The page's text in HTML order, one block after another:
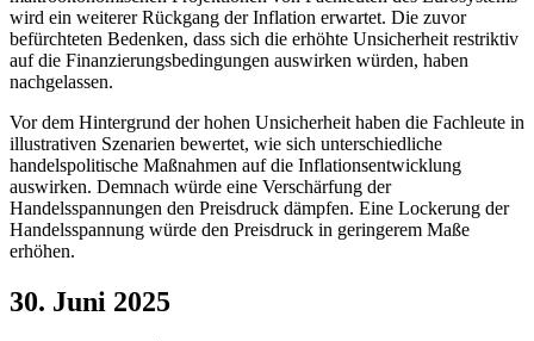
wird ein weiterer Rückgang der Inflation erwartet. Die zuvor
befürchteten Bedenken, dass sich die erhöhte Unsicherheit restriktiv
auf die Finanzierungsbedingungen auswirken würden, haben
nachgelassen.
Vor dem Hintergrund der hohen Unsicherheit haben die Fachleute in
illustrativen Szenarien bewertet, wie sich unterschiedliche
handelspolitische Maßnahmen auf die Inflationsentwicklung
auswirken. Demnach würde eine Verschärfung der
Handelsspannungen den Preisdruck dämpfen. Eine Lockerung der
Handelsspannung würde den Preisdruck in geringerem Maße
erhöhen.
30. Juni 2025